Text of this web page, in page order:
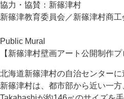
協力・協賛：新篠津村
新篠津教育委員会／新篠津村商
Public Mural
【新篠津村壁画アート公開制作プ
北海道新篠津村の自治センター
新篠津村は、都市部から近い一